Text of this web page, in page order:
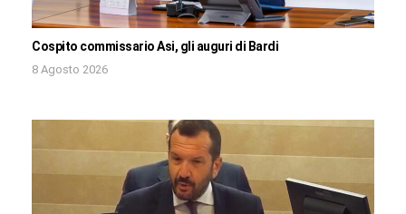
Cospito commissario Asi, gli auguri di Bardi
8 Agosto 2026